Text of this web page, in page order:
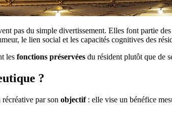
pas du simple divertissement. Elles font partie des
le lien social et les capacités cognitives des
les fonctions préservées du résident plutôt que de
?
par son objectif: elle vise un bénéfice